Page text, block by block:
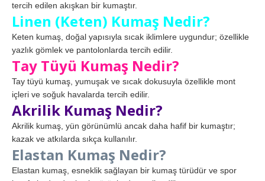
tercih edilen akışkan bir kumaştır.
Linen (Keten) Kumaş Nedir?
Keten kumaş, doğal yapısıyla sıcak iklimlere uygundur; özellikle
yazlık gömlek ve pantolonlarda tercih edilir.
Tay Tüyü Kumaş Nedir?
Tay tüyü kumaş, yumuşak ve sıcak dokusuyla özellikle mont
içleri ve soğuk havalarda tercih edilir.
Akrilik Kumaş Nedir?
Akrilik kumaş, yün görünümlü ancak daha hafif bir kumaştır;
kazak ve atkılarda sıkça kullanılır.
Elastan Kumaş Nedir?
Elastan kumaş, esneklik sağlayan bir kumaş türüdür ve spor